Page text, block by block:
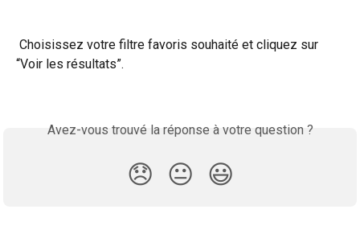
“Voir les résultats”.
Avez-vous trouvé la réponse à votre question ?
😞 😐 😃